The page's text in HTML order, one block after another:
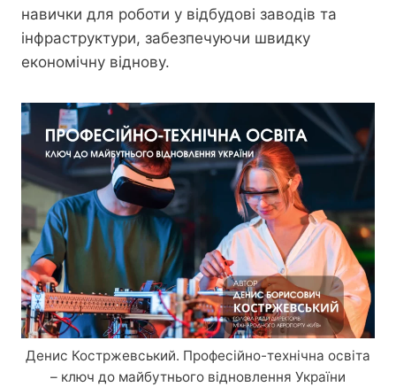
навички для роботи у відбудові заводів та
інфраструктури, забезпечуючи швидку
економічну віднову.
Денис Костржевський. Професійно-технічна освіта
– ключ до майбутнього відновлення України